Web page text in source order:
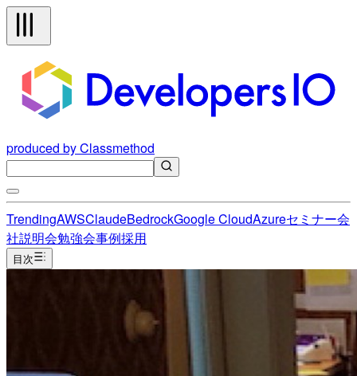
produced by Classmethod
TrendingAWSClaudeBedrockGoogle CloudAzureセミナー会
社説明会勉強会事例採用
目次